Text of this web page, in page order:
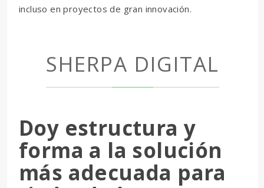
incluso en proyectos de gran innovación.
SHERPA DIGITAL
Doy estructura y
forma a la solución
más adecuada para